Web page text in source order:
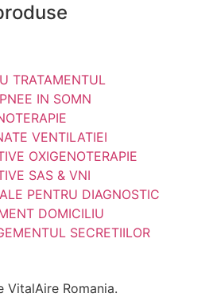
TRATAMENTUL
IN SOMN
VENTILATIEI
OXIGENOTERAPIE
SAS & VNI
PENTRU DIAGNOSTIC
DOMICILIU
SECRETIILOR
Romania.